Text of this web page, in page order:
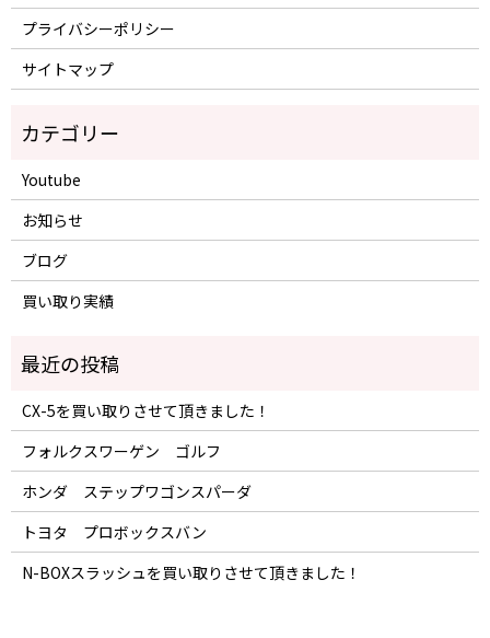
プライバシーポリシー
サイトマップ
Youtube
お知らせ
ブログ
買い取り実績
CX-5を買い取りさせて頂きました！
フォルクスワーゲン ゴルフ
ホンダ ステップワゴンスパーダ
トヨタ プロボックスバン
N-BOXスラッシュを買い取りさせて頂きました！